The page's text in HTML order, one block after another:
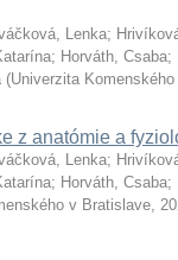
Lenka;
; Horváth, Csaba;
(Univerzita
z anatómie a
Lenka;
; Horváth, Csaba;
v Bratislave,